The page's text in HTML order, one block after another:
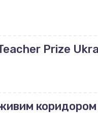
Teacher Prize
коридором